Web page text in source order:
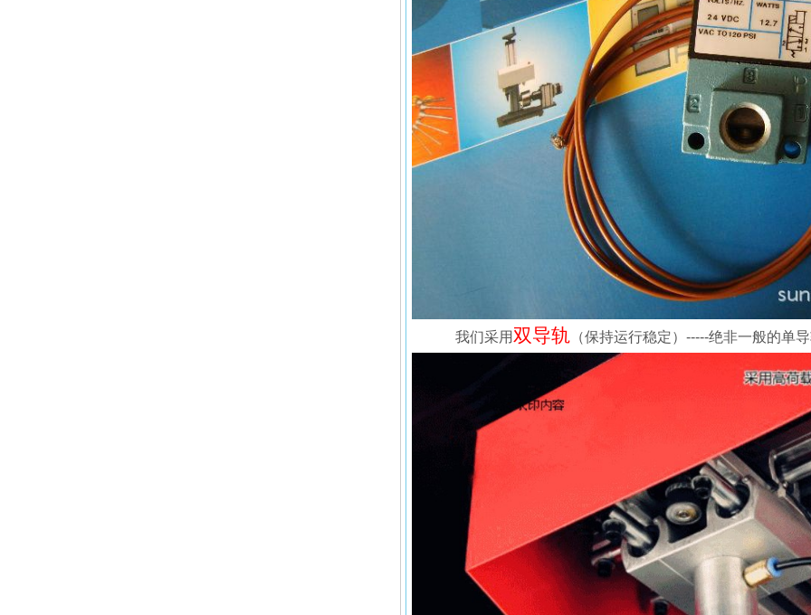
我们采用双导轨 （保持运行稳定）-----绝非一般的单